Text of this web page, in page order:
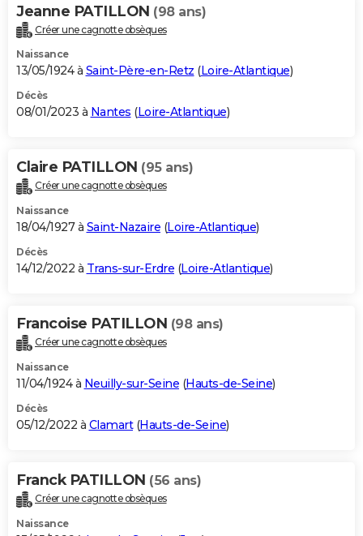
Jeanne PATILLON (98 ans)
Créer une cagnotte obsèques
Naissance
13/05/1924 à Saint-Père-en-Retz (Loire-Atlantique)
Décès
08/01/2023 à Nantes (Loire-Atlantique)
Claire PATILLON (95 ans)
Créer une cagnotte obsèques
Naissance
18/04/1927 à Saint-Nazaire (Loire-Atlantique)
Décès
14/12/2022 à Trans-sur-Erdre (Loire-Atlantique)
Francoise PATILLON (98 ans)
Créer une cagnotte obsèques
Naissance
11/04/1924 à Neuilly-sur-Seine (Hauts-de-Seine)
Décès
05/12/2022 à Clamart(Hauts-de-Seine)
Franck PATILLON (56 ans)
Créer une cagnotte obsèques
Naissance